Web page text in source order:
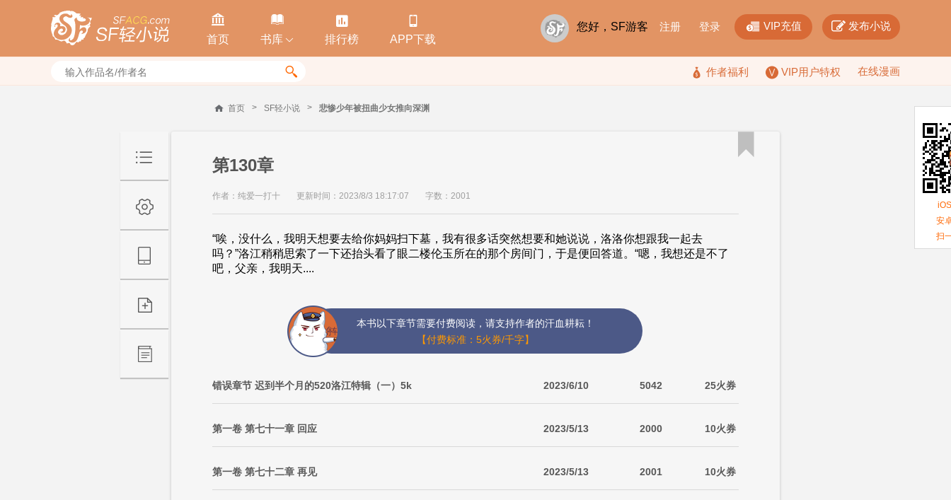

首页

书库 

排行榜

APP下载
您好，SF游客 注册 登录  VIP充值  发布小说
  作者福利 VIP用户特权 在线漫画
首页 > SF轻小说 > 悲惨少年被扭曲少女推向深渊
第130章
作者：纯爱一打十 更新时间：2023/8/3 18:17:07 字数：2001
“唉，没什么，我明天想要去给你妈妈扫下墓，我有很多话突然想要和她说说，洛洛你想跟我一起去
吗？”洛江稍稍思索了一下还抬头看了眼二楼伦玉所在的那个房间门，于是便回答道。“嗯，我想还是不了
吧，父亲，我明天....
本书以下章节需要付费阅读，请支持作者的汗血耕耘！
【付费标准：5火券/千字】
错误章节 迟到半个月的520洛江特辑（一）5k 2023/6/10 5042 25火券
第一卷 第七十一章 回应 2023/5/13 2000 10火券
第一卷 第七十二章 再见 2023/5/13 2001 10火券

安
扫